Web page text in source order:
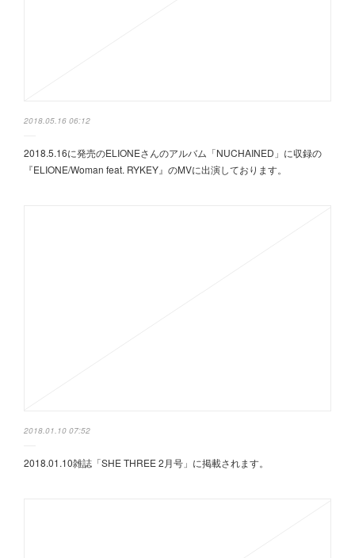
2018.05.16 06:12
2018.5.16に発売のELIONEさんのアルバム「NUCHAINED」に収録の
『ELIONE/Woman feat. RYKEY』のMVに出演しております。
2018.01.10 07:52
2018.01.10雑誌「SHE THREE 2月号」に掲載されます。